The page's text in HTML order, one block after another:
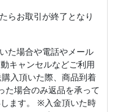
らお取引が終了となり
た場合や電話やメール
キャンセルなどご利用
入頂いた際、商品到着
た場合のみ返品を承って
ます。 ※入金頂いた時